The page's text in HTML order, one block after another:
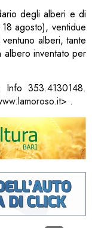
degli alberi e di
agosto), ventidue
alberi, tante
albero inventato per
353.4130148.
> .